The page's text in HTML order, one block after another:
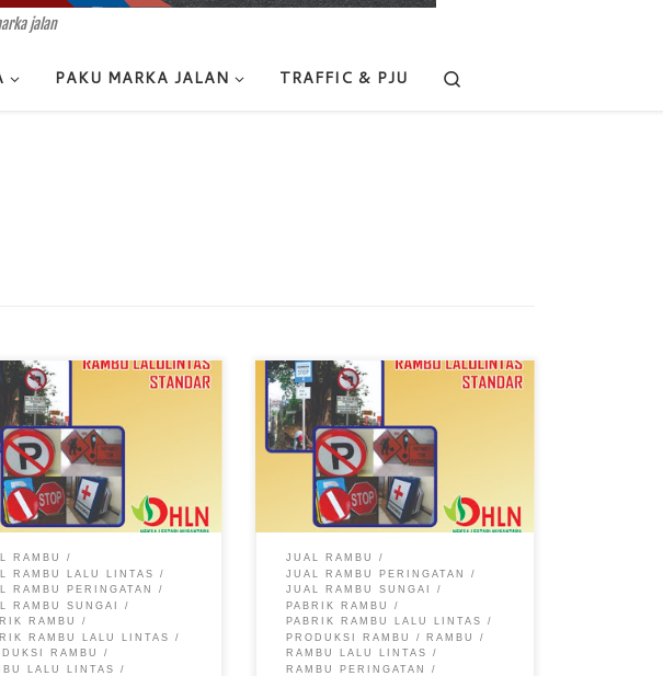
jalan
PAKU MARKA JALAN TRAFFIC & PJU
RAMBU
RAMBU LALU LINTAS
RAMBU PERINGATAN
RAMBU SUNGAI
RAMBU
RAMBU LALU LINTAS
RAMBU
LALU LINTAS
JUAL RAMBU
JUAL RAMBU PERINGATAN
JUAL RAMBU SUNGAI
PABRIK RAMBU
PABRIK RAMBU LALU LINTAS
PRODUKSI RAMBU
RAMBU
RAMBU LALU LINTAS
RAMBU PERINGATAN